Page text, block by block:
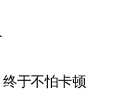
于不怕卡顿